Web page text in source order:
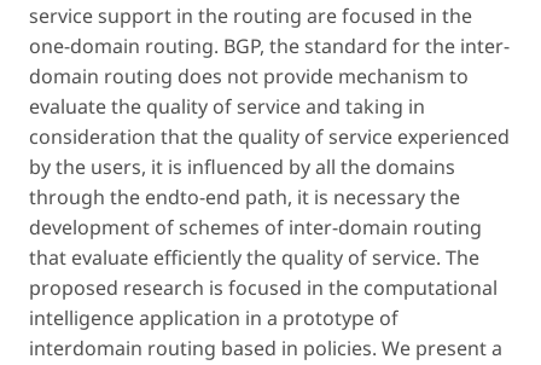
service support in the routing are focused in the
one-domain routing. BGP, the standard for the inter-
domain routing does not provide mechanism to
evaluate the quality of service and taking in
consideration that the quality of service experienced
by the users, it is influenced by all the domains
through the endto-end path, it is necessary the
development of schemes of inter-domain routing
that evaluate efficiently the quality of service. The
proposed research is focused in the computational
intelligence application in a prototype of
interdomain routing based in policies. We present a